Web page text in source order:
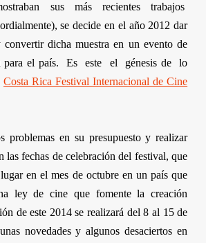
sus más recientes trabajos
se decide en el año 2012 dar
convertir dicha muestra en un evento de
para el país. Es este el génesis de lo
Costa Rica Festival Internacional de Cine
problemas en su presupuesto y realizar
las fechas de celebración del festival, que
en el mes de octubre en un país que
ley de cine que fomente la creación
de este 2014 se realizará del 8 al 15 de
novedades y algunos desaciertos en